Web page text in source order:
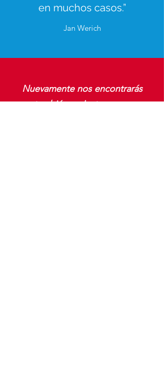
en muchos casos.”
Jan Werich
Nuevamente nos encontrarás
también en Instagram...